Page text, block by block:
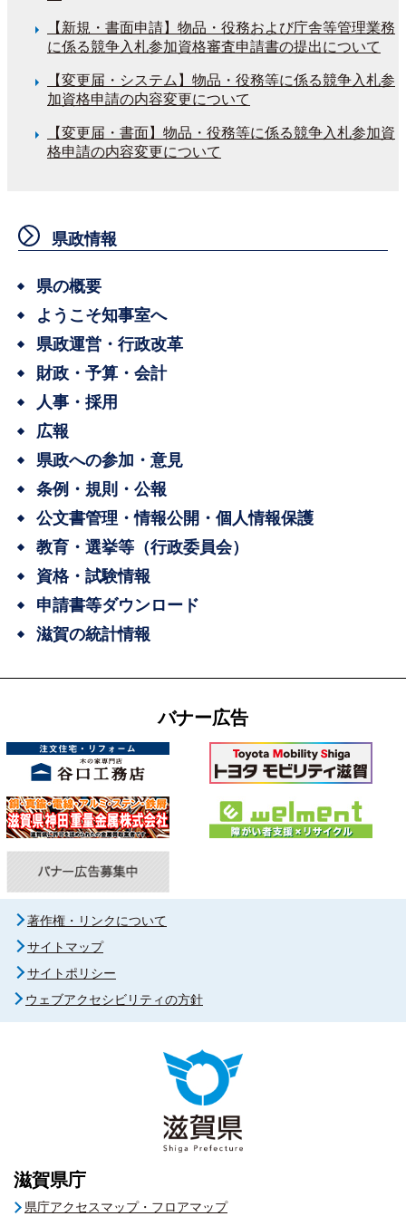
【新規・書面申請】物品・役務および庁舎等管理業務
に係る競争入札参加資格審査申請書の提出について
【変更届・システム】物品・役務等に係る競争入札参
加資格申請の内容変更について
【変更届・書面】物品・役務等に係る競争入札参加資
格申請の内容変更について
県政情報
県の概要
ようこそ知事室へ
県政運営・行政改革
財政・予算・会計
人事・採用
広報
県政への参加・意見
条例・規則・公報
公文書管理・情報公開・個人情報保護
教育・選挙等（行政委員会）
資格・試験情報
申請書等ダウンロード
滋賀の統計情報
バナー広告
著作権・リンクについて
サイトマップ
サイトポリシー
ウェブアクセシビリティの方針
滋賀県庁
県庁アクセスマップ・フロアマップ